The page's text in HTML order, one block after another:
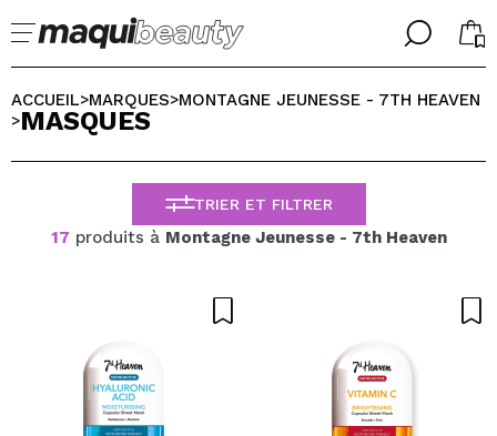
╳
J'suis déjà #maquilover, j'ai un compte
╳
CHOISISSEZ VOTRE LANGUE
FRANCES
ESPAÑOL
ENGLISH
ALEMAN
ACCUEIL>MARQUES>MONTAGNE JEUNESSE - 7TH HEAVEN
>MASQUES
TRIER ET FILTRER
17 produits à Montagne Jeunesse - 7th Heaven